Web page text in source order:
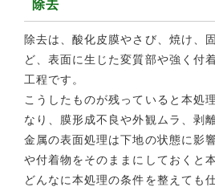
除去
除去は、酸化皮膜やさび、焼け、
ど、表面に生じた変質部や強く付
工程です。
こうしたものが残っていると本処
なり、膜形成不良や外観ムラ、剥
金属の表面処理は下地の状態に影
や付着物をそのままにしておくと
どんなに本処理の条件を整えても